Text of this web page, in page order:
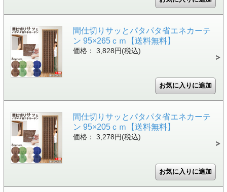
間仕切りサッとパタパタ省エネカーテ
ン 95×265ｃｍ【送料無料】
価格： 3,828円(税込)
間仕切りサッとパタパタ省エネカーテ
ン 95×205ｃｍ【送料無料】
価格： 3,278円(税込)